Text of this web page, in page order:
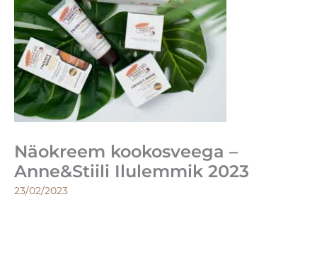
Näokreem kookosveega –
Anne&Stiili Ilulemmik 2023
23/02/2023